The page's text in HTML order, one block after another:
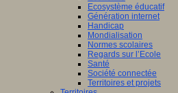
Ecosystème éducatif
Génération internet
Handicap
Mondialisation
Normes scolaires
Regards sur l’Ecole
Santé
Société connectée
Territoires et projets